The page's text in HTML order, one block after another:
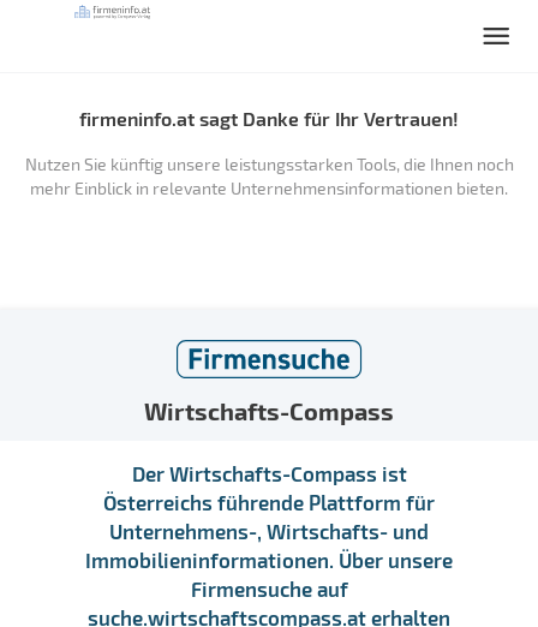
firmeninfo.at sagt Danke für Ihr Vertrauen!
Nutzen Sie künftig unsere leistungsstarken Tools, die Ihnen noch
mehr Einblick in relevante Unternehmensinformationen bieten.
Wirtschafts-Compass
Der Wirtschafts-Compass ist
Österreichs führende Plattform für
Unternehmens-, Wirtschafts- und
Immobilieninformationen. Über unsere
Firmensuche auf
suche.wirtschaftscompass.at erhalten